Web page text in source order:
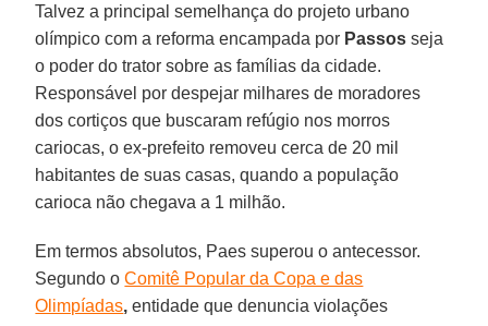
Talvez a principal semelhança do projeto urbano
olímpico com a reforma encampada por Passos seja
o poder do trator sobre as famílias da cidade.
Responsável por despejar milhares de moradores
dos cortiços que buscaram refúgio nos morros
cariocas, o ex-prefeito removeu cerca de 20 mil
habitantes de suas casas, quando a população
carioca não chegava a 1 milhão.
Em termos absolutos, Paes superou o antecessor.
Segundo oComitê Popular da Copa e das
Olimpíadas, entidade que denuncia violações